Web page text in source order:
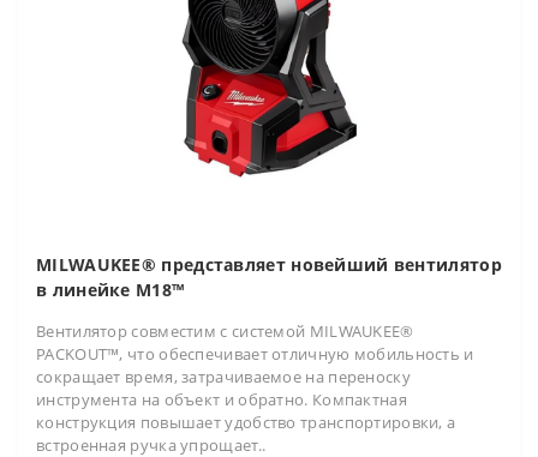
MILWAUKEE® представляет новейший вентилятор
в линейке M18™
Вентилятор совместим с системой MILWAUKEE®
PACKOUT™, что обеспечивает отличную мобильность и
сокращает время, затрачиваемое на переноску
инструмента на объект и обратно. Компактная
конструкция повышает удобство транспортировки, а
встроенная ручка упрощает..